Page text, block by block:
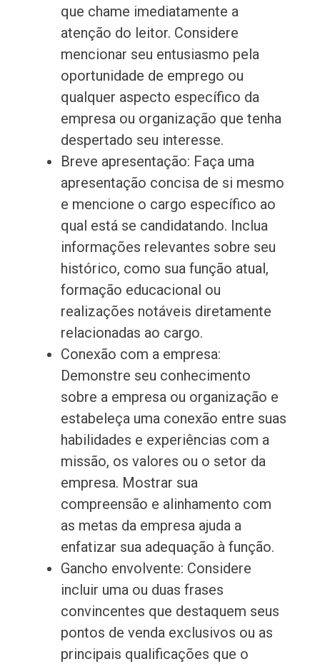
que chame imediatamente a
atenção do leitor. Considere
mencionar seu entusiasmo pela
oportunidade de emprego ou
qualquer aspecto específico da
empresa ou organização que tenha
despertado seu interesse.
Breve apresentação: Faça uma
apresentação concisa de si mesmo
e mencione o cargo específico ao
qual está se candidatando. Inclua
informações relevantes sobre seu
histórico, como sua função atual,
formação educacional ou
realizações notáveis diretamente
relacionadas ao cargo.
Conexão com a empresa:
Demonstre seu conhecimento
sobre a empresa ou organização e
estabeleça uma conexão entre suas
habilidades e experiências com a
missão, os valores ou o setor da
empresa. Mostrar sua
compreensão e alinhamento com
as metas da empresa ajuda a
enfatizar sua adequação à função.
Gancho envolvente: Considere
incluir uma ou duas frases
convincentes que destaquem seus
pontos de venda exclusivos ou as
principais qualificações que o